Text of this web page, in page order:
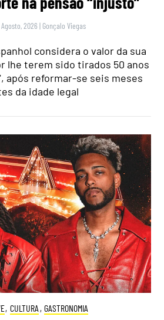
2026 | Gonçalo Viegas
considera o valor da sua
lhe terem sido tirados 50 anos
após reformar-se seis meses
da idade legal
, CULTURA , GASTRONOMIA